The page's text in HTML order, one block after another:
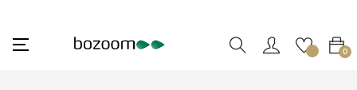
navigazione
☰ 0